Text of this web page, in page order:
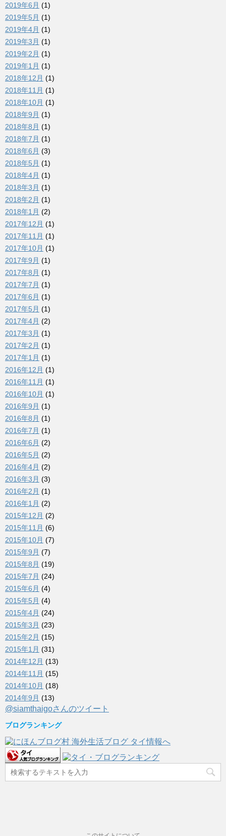
2019年6月 (1)
2019年5月 (1)
2019年4月 (1)
2019年3月 (1)
2019年2月 (1)
2019年1月 (1)
2018年12月 (1)
2018年11月 (1)
2018年10月 (1)
2018年9月 (1)
2018年8月 (1)
2018年7月 (1)
2018年6月 (3)
2018年5月 (1)
2018年4月 (1)
2018年3月 (1)
2018年2月 (1)
2018年1月 (2)
2017年12月 (1)
2017年11月 (1)
2017年10月 (1)
2017年9月 (1)
2017年8月 (1)
2017年7月 (1)
2017年6月 (1)
2017年5月 (1)
2017年4月 (2)
2017年3月 (1)
2017年2月 (1)
2017年1月 (1)
2016年12月 (1)
2016年11月 (1)
2016年10月 (1)
2016年9月 (1)
2016年8月 (1)
2016年7月 (1)
2016年6月 (2)
2016年5月 (2)
2016年4月 (2)
2016年3月 (3)
2016年2月 (1)
2016年1月 (2)
2015年12月 (2)
2015年11月 (6)
2015年10月 (7)
2015年9月 (7)
2015年8月 (19)
2015年7月 (24)
2015年6月 (4)
2015年5月 (4)
2015年4月 (24)
2015年3月 (23)
2015年2月 (15)
2015年1月 (31)
2014年12月 (13)
2014年11月 (15)
2014年10月 (18)
2014年9月 (13)
@siamthaigoさんのツイート
ブログランキング